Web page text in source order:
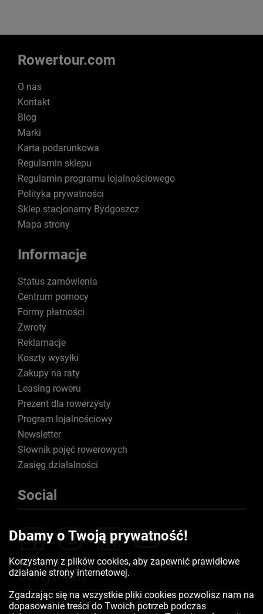
Rowertour.com
O nas
Kontakt
Blog
Marki
Karta podarunkowa
Regulamin sklepu
Regulamin programu lojalnościowego
Polityka prywatności
Sklep stacjonarny Bydgoszcz
Mapa strony
Informacje
Status zamówienia
Centrum pomocy
Formy płatności
Zwroty
Reklamacje
Koszty wysyłki
Zakupy na raty
Leasing roweru
Prezent dla rowerzysty
Program lojalnościowy
Newsletter
Słownik pojęć rowerowych
Zasięg działalności
Social
Certyfikaty
Dbamy o Twoją prywatność!
Korzystamy z plików cookies, aby zapewnić prawidłowe
działanie strony internetowej.
Zgadzając się na wszystkie pliki cookies pozwolisz nam na
dopasowanie treści do Twoich potrzeb podczas